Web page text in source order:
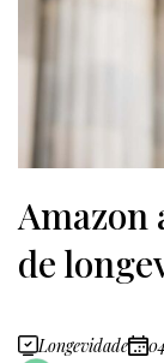
Amazon
de
Longevidade